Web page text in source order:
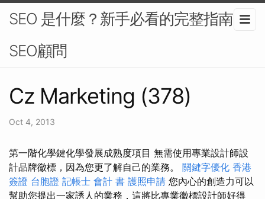
SEO 是什麼？新手必看的完整指南-
SEO顧問
Cz Marketing (378)
Oct 4, 2013
第一階化學鍵化學發展成熟度項目 無需使用專業設計師設
計品牌徽標，因為您更了解自己的業務。 關鍵字優化 香港
簽證 台胞證 記帳士 會計 書 護照申請 您內心的創造力可以
幫助您提出一家誘人的業務，這將比專業徽標設計師好得